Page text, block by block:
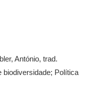
António, trad.
biodiversidade; Política